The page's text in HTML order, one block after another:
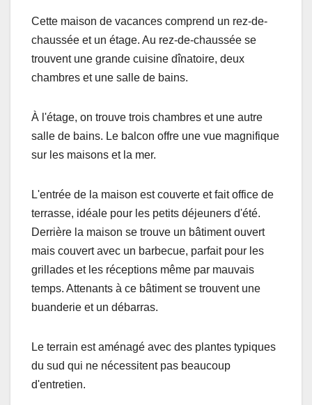
Cette maison de vacances comprend un rez-de-
chaussée et un étage. Au rez-de-chaussée se
trouvent une grande cuisine dînatoire, deux
chambres et une salle de bains.
À l'étage, on trouve trois chambres et une autre
salle de bains. Le balcon offre une vue magnifique
sur les maisons et la mer.
L'entrée de la maison est couverte et fait office de
terrasse, idéale pour les petits déjeuners d'été.
Derrière la maison se trouve un bâtiment ouvert
mais couvert avec un barbecue, parfait pour les
grillades et les réceptions même par mauvais
temps. Attenants à ce bâtiment se trouvent une
buanderie et un débarras.
Le terrain est aménagé avec des plantes typiques
du sud qui ne nécessitent pas beaucoup
d'entretien.